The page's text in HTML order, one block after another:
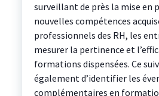
surveillant de près la mise en
nouvelles compétences
professionnels des RH, les
mesurer la pertinence et
formations dispensées. Ce
également d’identifier les
complémentaires en